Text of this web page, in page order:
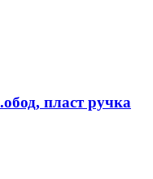
пласт ручка